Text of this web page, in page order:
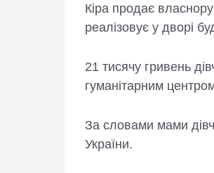
Кіра продає
реалізовує у дворі
21 тисячу гривень
гуманітарним
За словами мами
України.